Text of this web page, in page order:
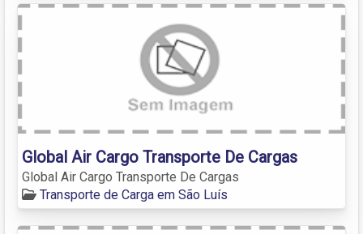
Global Air Cargo Transporte De Cargas
Global Air Cargo Transporte De Cargas
Transporte de Carga em São Luís